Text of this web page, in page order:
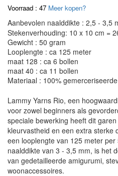
Voorraad : 47 Meer kopen?
Aanbevolen naalddikte : 2,5 - 3,5
Stekenverhouding: 10 x 10 cm =
Gewicht : 50 gram
Looplengte : ca 125 meter
maat 128 : ca 6 bollen
maat 40 : ca 11 bollen
Materiaal : 100%
Lammy Yarns Rio, een
voor zowel beginners als
speciale bewerking heeft dit
kleurvastheid en een extra sterke
een looplengte van 125 meter
naalddikte van 3 - 3,5 mm, is het
van gedetailleerde amigurumi,
woonaccessoires.